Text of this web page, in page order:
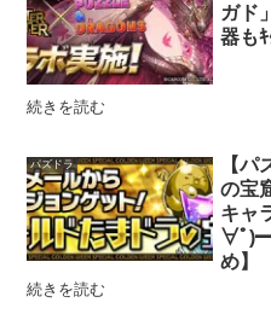
ガド
器
続きを読む
パズドラ
【
の宝
キャ
∀ﾟ
め】
続きを読む